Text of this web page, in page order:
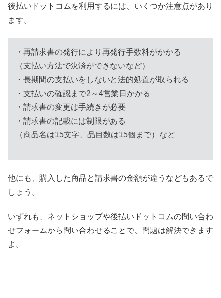
後払いドットコムを利用するには、いくつか注意点があり
ます。
・再請求書の発行により再発行手数料がかかる
（支払い方法で決済ができないなど）
・長期間の支払いをしないと法的処置が取られる
・支払いの確認まで2～4営業日かかる
・請求書の変更は手続きが必要
・請求書の記載には制限がある
（商品名は15文字、品目数は15個まで）など
他にも、購入した商品と請求書の金額が違うなどもあるで
しょう。
いずれも、ネットショップや後払いドットコムの問い合わ
せフォームから問い合わせることで、問題は解決できます
よ。